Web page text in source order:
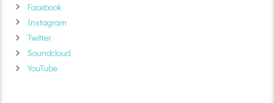
Facebook
Instagram
Twitter
Soundcloud
YouTube